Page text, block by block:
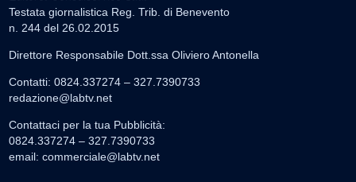
Testata giornalistica Reg. Trib. di Benevento
n. 244 del 26.02.2015
Direttore Responsabile Dott.ssa Oliviero Antonella
Contatti: 0824.337274 – 327.7390733
redazione@labtv.net
Contattaci per la tua Pubblicità:
0824.337274 – 327.7390733
email: commerciale@labtv.net